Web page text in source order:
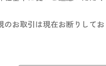
お取引は現在お断りしてお